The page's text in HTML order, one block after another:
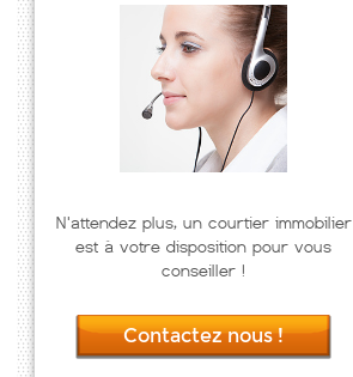
N'attendez plus, un courtier immobilier
est à votre disposition pour vous
conseiller !
Contactez nous !